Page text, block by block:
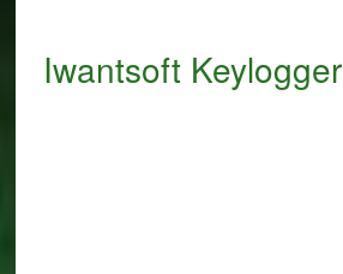
Iwantsoft Keylogger